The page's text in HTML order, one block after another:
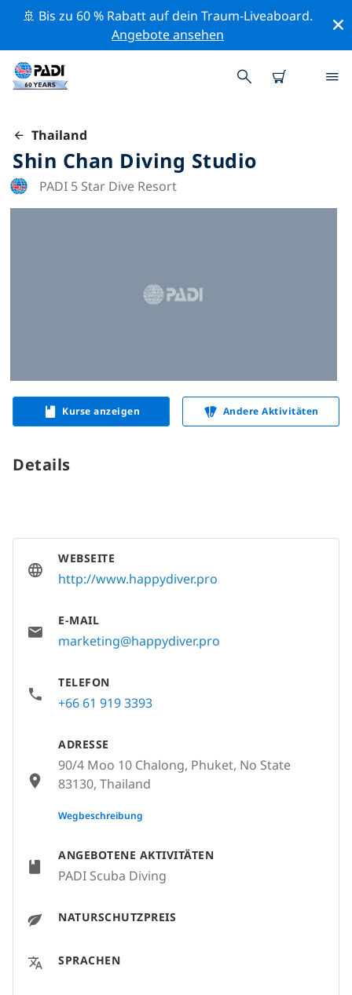
🚢 Bis zu 60 % Rabatt auf dein Traum-Liveaboard.
Angebote ansehen
Thailand
Shin Chan Diving Studio
PADI 5 Star Dive Resort
Kurse anzeigen Andere Aktivitäten
Details
ANGEBOTENE AKTIVITÄTEN
PADI Scuba Diving
NATURSCHUTZPREIS
SPRACHEN
WEBSEITE
http://www.happydiver.pro
E-MAIL
marketing@happydiver.pro
TELEFON
+66 61 919 3393
ADRESSE
90/4 Moo 10 Chalong, Phuket, No State
83130, Thailand
None
Wegbeschreibung